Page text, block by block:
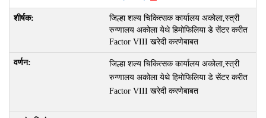
जिल्हा शल्य चिकित्सक कार्यालय अकोला,स्त्री
रुग्णालय अकोला येथे हिमोफिलिया डे सेंटर करीत
Factor VIII खरेदी करणेबाबत
जिल्हा शल्य चिकित्सक कार्यालय अकोला,स्त्री
रुग्णालय अकोला येथे हिमोफिलिया डे सेंटर करीत
Factor VIII खरेदी करणेबाबत